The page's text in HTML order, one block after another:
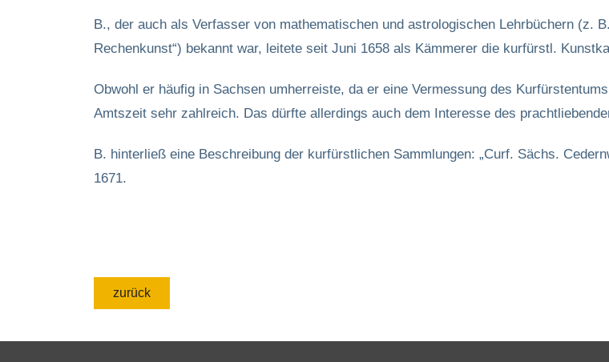
B., der auch als Verfasser von mathematischen und astrologischen Lehrbüchern (z.
Rechenkunst“) bekannt war, leitete seit Juni 1658 als Kämmerer die kurfürstl.
Obwohl er häufig in Sachsen umherreiste, da er eine Vermessung des
Amtszeit sehr zahlreich. Das dürfte allerdings auch dem Interesse des
B. hinterließ eine Beschreibung der kurfürstlichen Sammlungen: „Curf. Sächs.
1671.
zurück